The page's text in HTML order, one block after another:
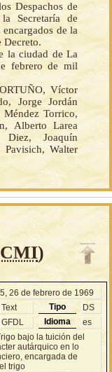
Despachos de
Secretaría de
de la
Decreto.
la ciudad de La
febrero de mil
Víctor
Jorge Jordán
Torrico,
Alberto Larea
Joaquín
Walter
)
26 de febrero de 1969
Text Tipo
DS
GFDL Idioma es
bajo la tuición del
autárquico en lo
encargada de
trigo